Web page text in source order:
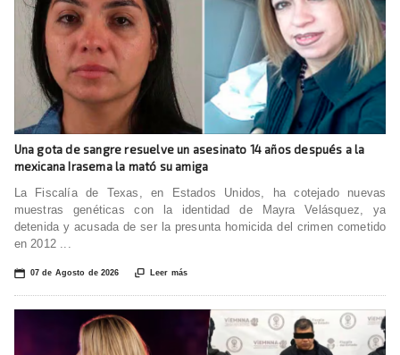
Una gota de sangre resuelve un asesinato 14 años después a la
mexicana Irasema la mató su amiga
La Fiscalía de Texas, en Estados Unidos, ha cotejado nuevas
muestras genéticas con la identidad de Mayra Velásquez, ya
detenida y acusada de ser la presunta homicida del crimen cometido
en 2012 ...
📅 07 de Agosto de 2026  Leer más